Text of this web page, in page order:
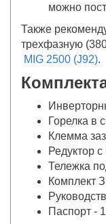
можно
Также
трехфазную
MIG 2500 (J92).
Горелка в
Клемма
Редуктор
Тележка
Комплект
Паспорт -